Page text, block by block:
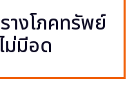
างโภคทรัพย์
ม่มีอด